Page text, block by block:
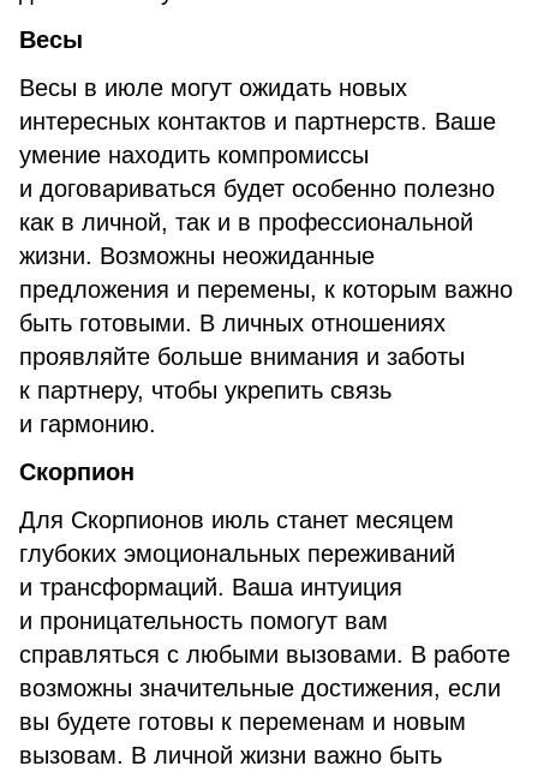
Весы
Весы в июле могут ожидать новых
интересных контактов и партнерств. Ваше
умение находить компромиссы
и договариваться будет особенно полезно
как в личной, так и в профессиональной
жизни. Возможны неожиданные
предложения и перемены, к которым важно
быть готовыми. В личных отношениях
проявляйте больше внимания и заботы
к партнеру, чтобы укрепить связь
и гармонию.
Скорпион
Для Скорпионов июль станет месяцем
глубоких эмоциональных переживаний
и трансформаций. Ваша интуиция
и проницательность помогут вам
справляться с любыми вызовами. В работе
возможны значительные достижения, если
вы будете готовы к переменам и новым
вызовам. В личной жизни важно быть